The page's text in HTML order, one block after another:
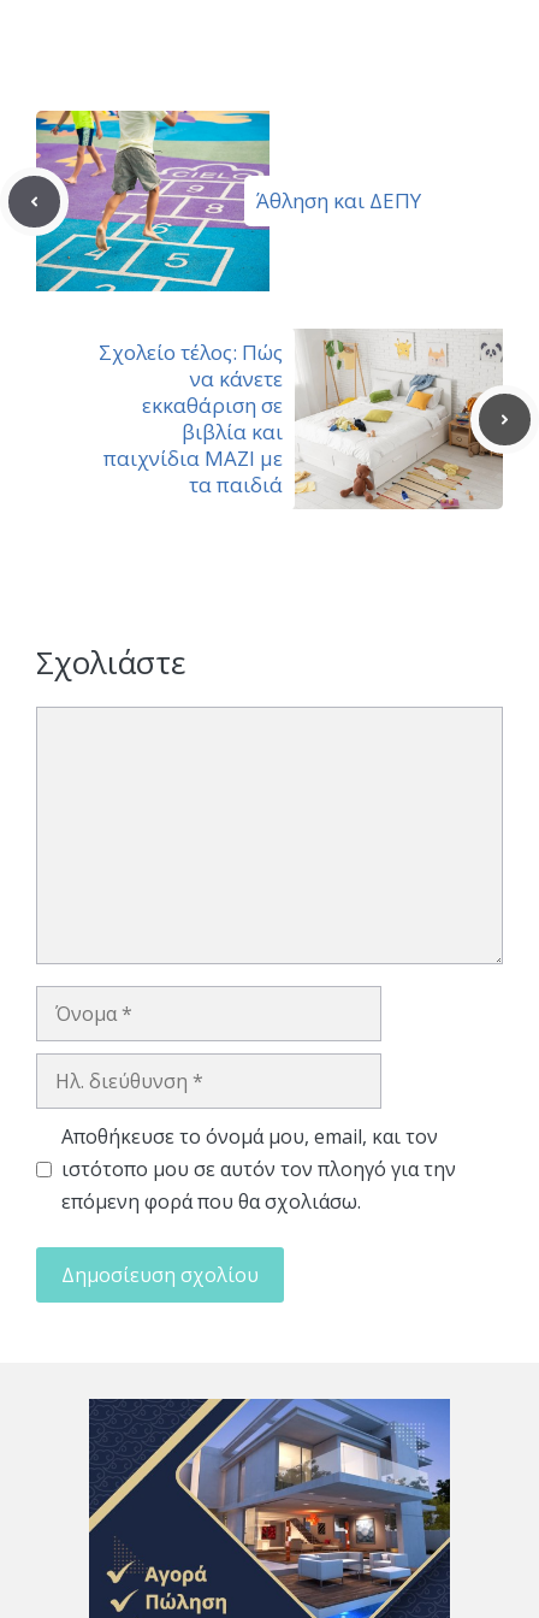
Άθληση και ΔΕΠΥ
Σχολείο τέλος: Πώς
να κάνετε
εκκαθάριση σε
βιβλία και
παιχνίδια ΜΑΖΙ με
τα παιδιά
Σχολιάστε
Όνομα
Ηλ.
Αποθήκευσε το όνομά μου, email, και τον
ιστότοπο μου σε αυτόν τον πλοηγό για την
επόμενη φορά που θα σχολιάσω.